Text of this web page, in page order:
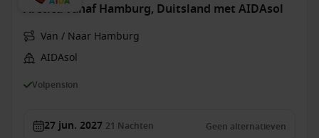
Arctica vanaf Hamburg, Duitsland met AIDAsol
Van / Naar Hamburg
AIDAsol
Volpension
27 jun. 2027 21 Nachten Geen alternatieven